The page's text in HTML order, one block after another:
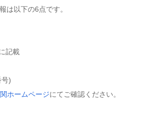
は以下の6点です。
記載
)
ホームページにてご確認ください。